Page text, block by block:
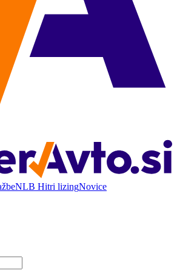
NLB Hitri lizingNovice